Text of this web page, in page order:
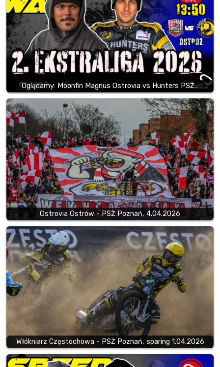
Oglądamy: Moonfin Magnus Ostrovia vs Hunters PSŻ…
Ostrovia Ostrów - PSŻ Poznań, 4.04.2026
Włókniarz Częstochowa - PSŻ Poznań, sparing 1.04.2026